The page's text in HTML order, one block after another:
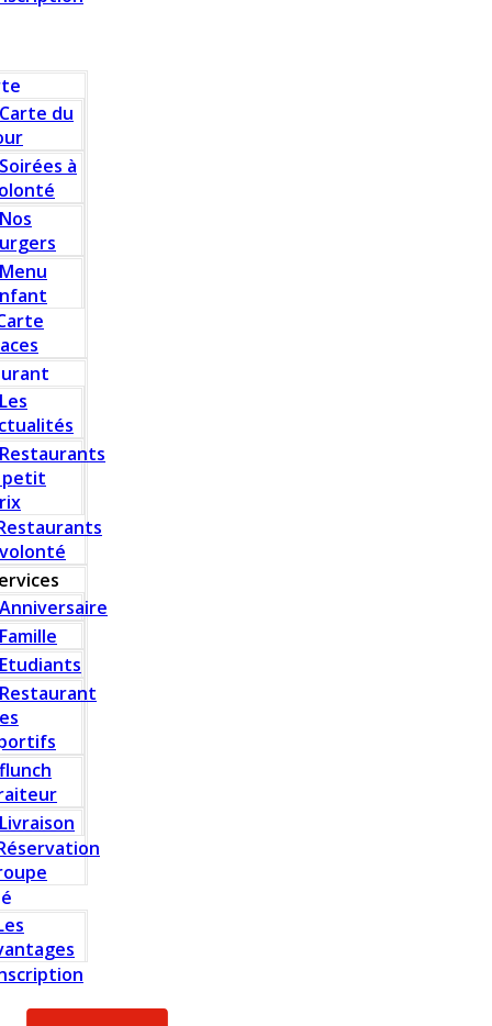
Carte du
Soirées à
Nos
Menu
Les
Restaurants
petit
Anniversaire
Famille
Etudiants
Restaurant
flunch
Livraison